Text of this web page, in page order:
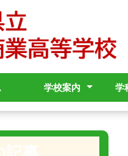
学校案内
校長挨拶
学校沿革
校章・校歌
学校内規
学校要覧
グランドデザイン
学校いじめ防止対策
学校いじめ防止対策
学校評価
学校感染症
学校パンフレット
シラバス
アクセス
各種申請
学校評議員運営状況
学
流
オ
デ
観